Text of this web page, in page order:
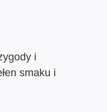
i
smaku i